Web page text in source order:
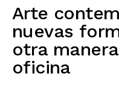
Arte
nuevas
otra
oficina